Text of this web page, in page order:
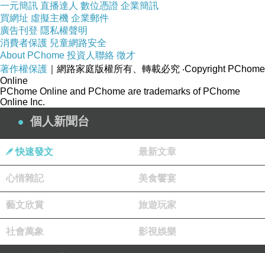
風主持一場盛宴
含苞月季英姿嬌柔毋須語彙詮釋
你屏氣凝神雅賞其曲線及造型
光影下彷彿遇見自己靈魂
穿越原野，與她共舞
想是意念，有刺是疏離孤傲
美麗是一種信仰
親近與否有時須由直覺探索
病中賞花，格外珍惜錯過的向晚美好
不願自夢中醒來
我也是耶.愛做白日夢
問好旅人.平安.順心.
一元簡訊 直播達人 數位憑證 企業簡訊
買網址 虛擬主機 企業郵件
廣告刊登 隱私權聲明
消費者保護 兒童網路安全
About PChome 投資人聯絡 徵才
著作權保護 ｜網路家庭版權所有、轉載必究 ‧Copyright PChome
Online
PChome Online and PChome are trademarks of PChome
Online Inc.
個人新聞台
快速發文 最新文章
心情雜記 美食饗宴
藝文欣賞 旅遊玩家
社會萬象 影視娛樂